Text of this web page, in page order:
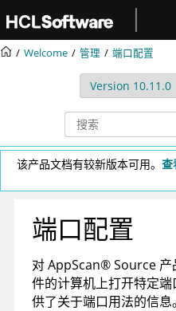
Welcome 管理 端口配置
该产品文档有较新版本可用。 查
端口配置
对AppScan®Source 产
件的计算机上打开特定端
供了关于端口用法的信息